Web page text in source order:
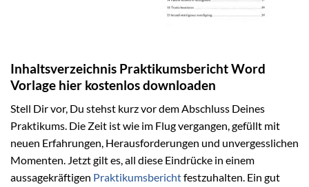
Inhaltsverzeichnis Praktikumsbericht Word
Vorlage hier kostenlos downloaden
Stell Dir vor, Du stehst kurz vor dem Abschluss Deines
Praktikums. Die Zeit ist wie im Flug vergangen, gefüllt mit
neuen Erfahrungen, Herausforderungen und unvergesslichen
Momenten. Jetzt gilt es, all diese Eindrücke in einem
aussagekräftigen Praktikumsberichtfestzuhalten. Ein gut